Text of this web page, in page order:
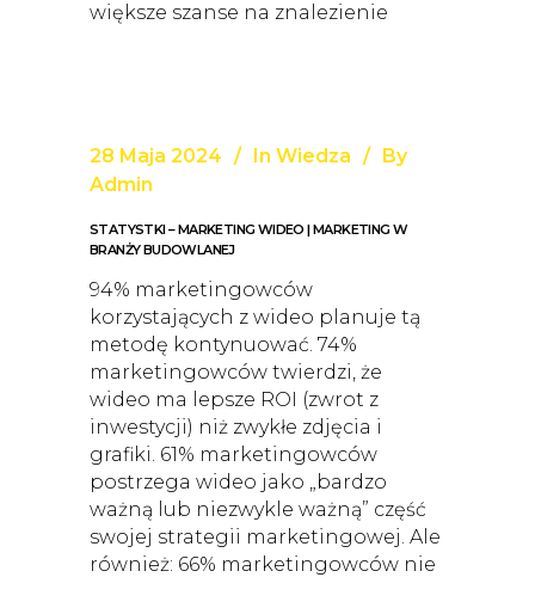
większe szanse na znalezienie
28 Maja 2024 In Wiedza
By
Admin
STATYSTKI – MARKETING WIDEO | MARKETING W
BRANŻY BUDOWLANEJ
94% marketingowców
korzystających z wideo planuje tą
metodę kontynuować. 74%
marketingowców twierdzi, że
wideo ma lepsze ROI (zwrot z
inwestycji) niż zwykłe zdjęcia i
grafiki. 61% marketingowców
postrzega wideo jako „bardzo
ważną lub niezwykle ważną” część
swojej strategii marketingowej. Ale
również: 66% marketingowców nie